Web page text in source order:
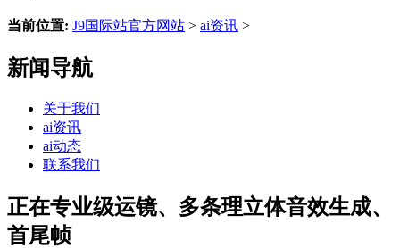
当前位置: J9国际站官方网站 > ai资讯 >
新闻导航
关于我们
ai资讯
ai动态
联系我们
正在专业级运镜、多条理立体音效生成、
首尾帧